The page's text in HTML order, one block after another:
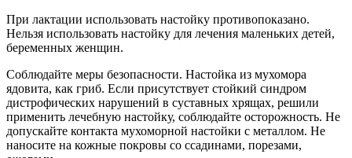
При лактации использовать настойку противопоказано.
Нельзя использовать настойку для лечения маленьких детей,
беременных женщин.
Соблюдайте меры безопасности. Настойка из мухомора
ядовита, как гриб. Если присутствует стойкий синдром
дистрофических нарушений в суставных хрящах, решили
применить лечебную настойку, соблюдайте осторожность. Не
допускайте контакта мухоморной настойки с металлом. Не
наносите на кожные покровы со ссадинами, порезами,